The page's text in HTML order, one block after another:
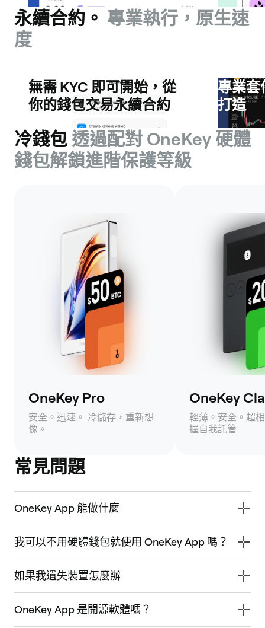
永續合約。 專業執行，原生速
度
無需 KYC 即可開始，從
你的錢包交易永續合約
專業套
打造
冷錢包 透過配對 OneKey 硬體
錢包解鎖進階保護等級
OneKey Pro
安全。迅速。 冷儲存，重新想
像。
OneKey
輕薄。安全。超
握自我託管
常見問題
OneKey App 能做什麼
我可以不用硬體錢包就使用 OneKey App 嗎？
如果我遺失裝置怎麼辦
OneKey App 是開源軟體嗎？